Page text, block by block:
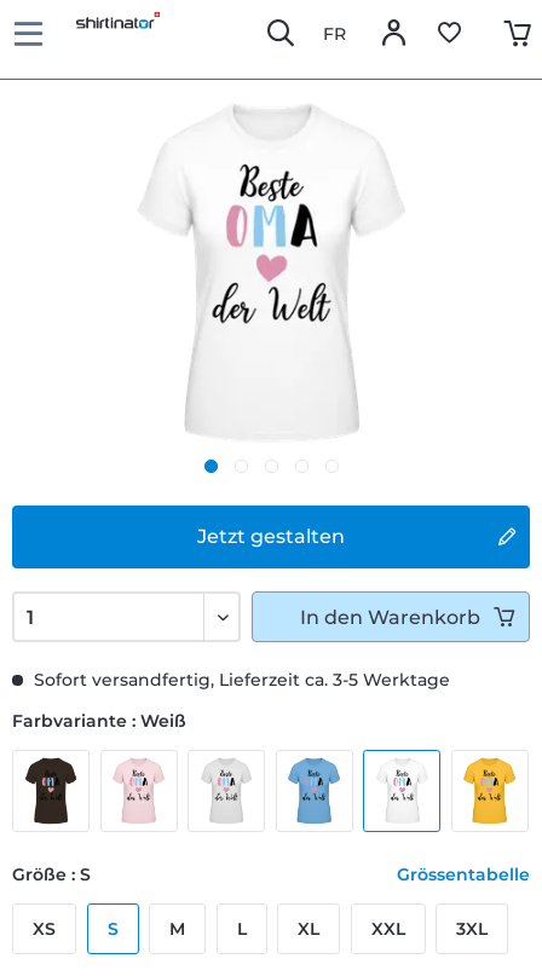
FR
Jetzt gestalten
Sofort versandfertig, Lieferzeit ca. 3-5 Werktage
Farbvariante : Weiß
Größe : S Grössentabelle
XS S M L XL XXL 3XL
In den Warenkorb